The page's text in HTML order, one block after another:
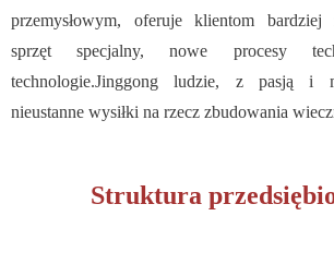
przemysłowym, oferuje klientom bardziej
sprzęt specjalny, nowe procesy
technologie.Jinggong ludzie, z pasją i
nieustanne wysiłki na rzecz zbudowania
Struktura